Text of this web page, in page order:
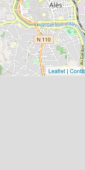
Leaflet |